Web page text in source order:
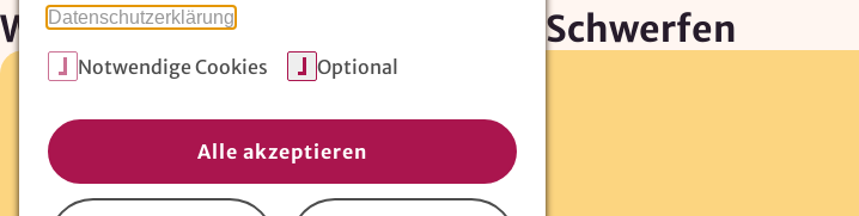
Waldorfkindergarten Zülpich-Schwerfen
02252-4633
E-Mail:
vorstand@waldorfkindergarten-zuelpich.de
Datenschutzerklärung
Notwendige Cookies Optional
Alle akzeptieren